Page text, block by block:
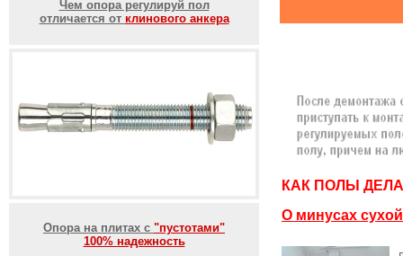
Чем опора регулируй пол
отличается от клинового анкера
Опора на плитах с "пустотами"
100% надежность
КАК ПОЛЫ
О минусах